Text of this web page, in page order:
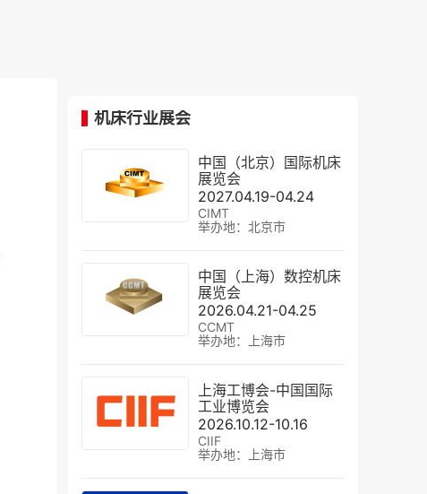
机床行业展会
中国（北京）国际机床
展览会
2027.04.19-04.24
CIMT
举办地：北京市
中国（上海）数控机床
展览会
2026.04.21-04.25
CCMT
举办地：上海市
上海工博会-中国国际
工业博览会
2026.10.12-10.16
CIIF
举办地：上海市